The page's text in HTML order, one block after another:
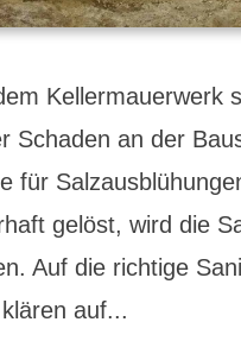
Kellermauerwerk
Schaden an der
für
gelöst, wird die
Auf die richtige
auf...